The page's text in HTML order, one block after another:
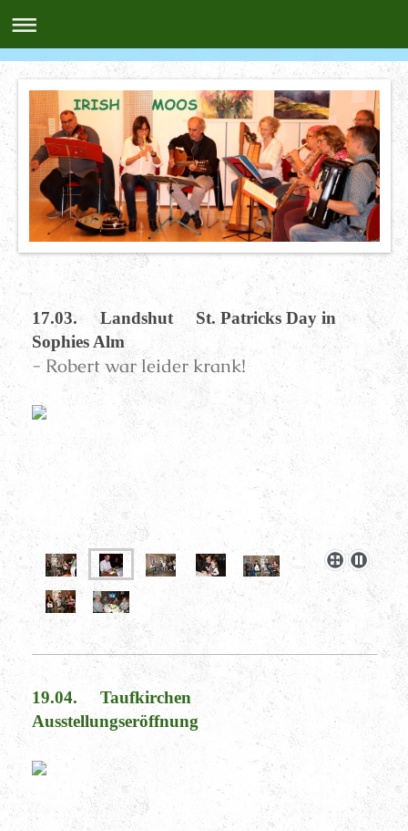
17.03. Landshut St. Patricks Day in
Sophies Alm
- Robert war leider krank!
19.04. Taufkirchen
Ausstellungseröffnung